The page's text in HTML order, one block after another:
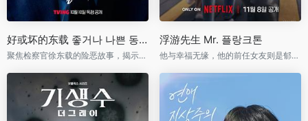
好或坏的东载 좋거나 나쁜 동재
聚焦检察官徐东载的险恶故事，揭示黑暗真相与正义抗争
浮游先生 Mr. 플랑크톤
他与幸福无缘，他的前任女友则是郁郁寡欢的准新娘